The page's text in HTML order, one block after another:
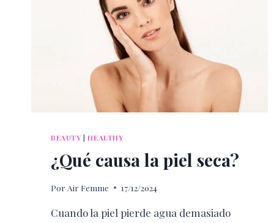
BEAUTY |HEALTHY
¿Qué causa la piel seca?
Por Air Femme 17/12/2024
Cuando la piel pierde agua demasiado